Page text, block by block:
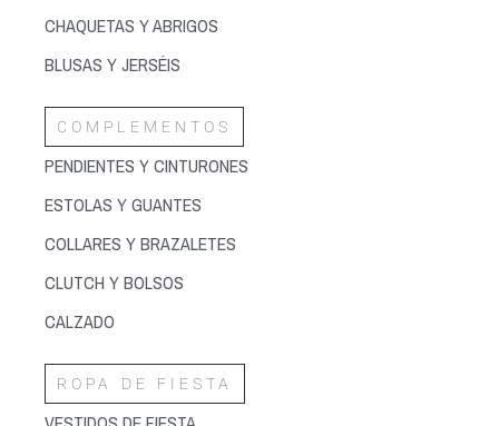
CHAQUETAS Y ABRIGOS
BLUSAS Y JERSÉIS
COMPLEMENTOS
PENDIENTES Y CINTURONES
ESTOLAS Y GUANTES
COLLARES Y BRAZALETES
CLUTCH Y BOLSOS
CALZADO
ROPA DE FIESTA